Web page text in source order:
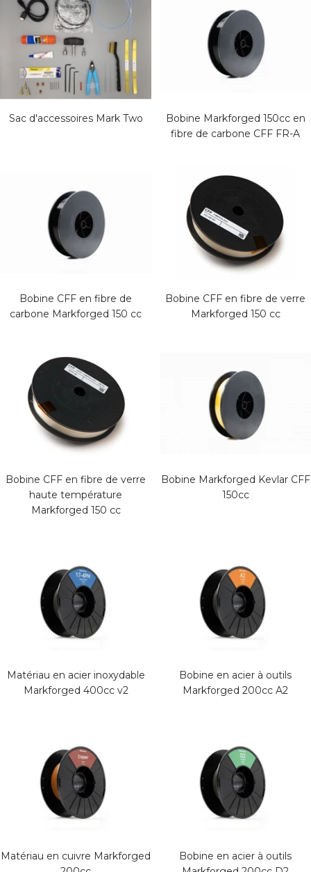
Sac d'accessoires Mark Two
Bobine Markforged 150cc en
fibre de carbone CFF FR-A
Bobine CFF en fibre de
carbone Markforged 150 cc
Bobine CFF en fibre de verre
Markforged 150 cc
Bobine CFF en fibre de verre
haute température
Markforged 150 cc
Bobine Markforged Kevlar CFF
150cc
Matériau en acier inoxydable
Markforged 400cc v2
Bobine en acier à outils
Markforged 200cc A2
Matériau en cuivre Markforged
Bobine en acier à outils